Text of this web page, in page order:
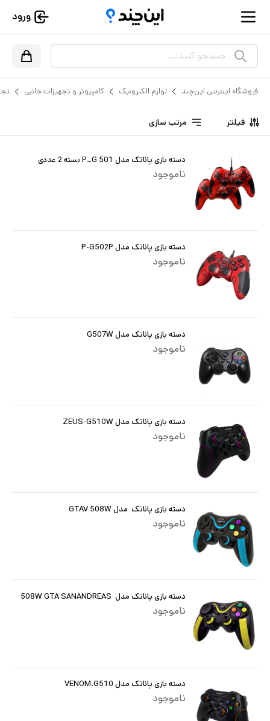
ورود
جستجو کنید...
فروشگاه اینترنتی این‌چند لوازم الکترونیک کامپیوتر و تجهیزات جانبی
فیلتر مرتب سازی
دسته بازی پاناتک مدل P_G 501 بسته 2 عددی
ناموجود
دسته بازی پاناتک مدل P-G502P
ناموجود
دسته بازی پاناتک مدل G507W
ناموجود
دسته بازی پاناتک مدل ZEUS-G510W
ناموجود
دسته بازی پاناتک مدل GTAV 508W
ناموجود
دسته بازی پاناتک مدل 508W GTA SANANDREAS
ناموجود
دسته بازی پاناتک مدل VENOM.G510
ناموجود